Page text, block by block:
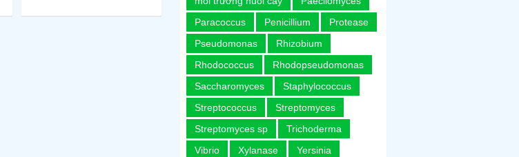
Paracoccus
Penicillium
Protease
Pseudomonas
Rhizobium
Rhodococcus
Rhodopseudomonas
Saccharomyces
Staphylococcus
Streptococcus
Streptomyces
Streptomyces sp
Trichoderma
Vibrio
Xylanase Yersinia